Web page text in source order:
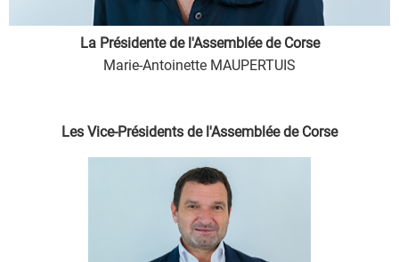
La Présidente de l'Assemblée de Corse
Marie-Antoinette MAUPERTUIS
Les Vice-Présidents de l'Assemblée de Corse